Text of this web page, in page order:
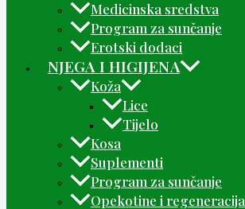
Medicinska sredstva
Program za sunčanje
Erotski dodaci
NJEGA I HIGIJENA
Koža
Lice
Tijelo
Kosa
Suplementi
Program za sunčanje
Opekotine i regeneracija